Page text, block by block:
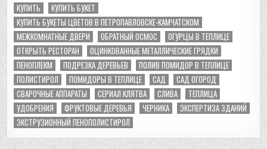
КУПИТЬ
КУПИТЬ БУКЕТ
КУПИТЬ БУКЕТЫ ЦВЕТОВ В ПЕТРОПАВЛОВСКЕ-КАМЧАТСКОМ
МЕЖКОМНАТНЫЕ ДВЕРИ
ОБРАТНЫЙ ОСМОС
ОГУРЦЫ В ТЕПЛИЦЕ
ОТКРЫТЬ РЕСТОРАН
ОЦИНКОВАННЫЕ МЕТАЛЛИЧЕСКИЕ ГРЯДКИ
ПЕНОПЛЕКМ
ПОДРЕЗКА ДЕРЕВЬЕВ
ПОЛИВ ПОМИДОР В ТЕПЛИЦЕ
ПОЛИСТИРОЛ
ПОМИДОРЫ В ТЕПЛИЦЕ САД
САД ОГОРОД
СВАРОЧНЫЕ АППАРАТЫ
СЕРИАЛ КЛЯТВА СЛИВА
ТЕПЛИЦА
УДОБРЕНИЯ
ФРУКТОВЫЕ ДЕРЕВЬЯ ЧЕРНИКА
ЭКСПЕРТИЗА ЗДАНИЙ
ЭКСТРУЗИОННЫЙ ПЕНОПОЛИСТИРОЛ